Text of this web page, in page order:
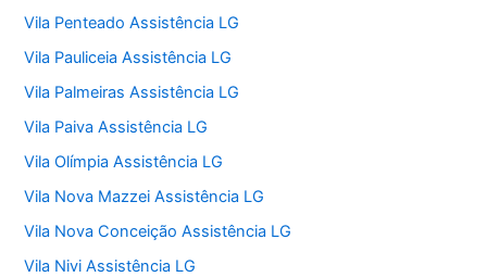
Vila Penteado Assistência LG
Vila Pauliceia Assistência LG
Vila Palmeiras Assistência LG
Vila Paiva Assistência LG
Vila Olímpia Assistência LG
Vila Nova Mazzei Assistência LG
Vila Nova Conceição Assistência LG
Vila Nivi Assistência LG